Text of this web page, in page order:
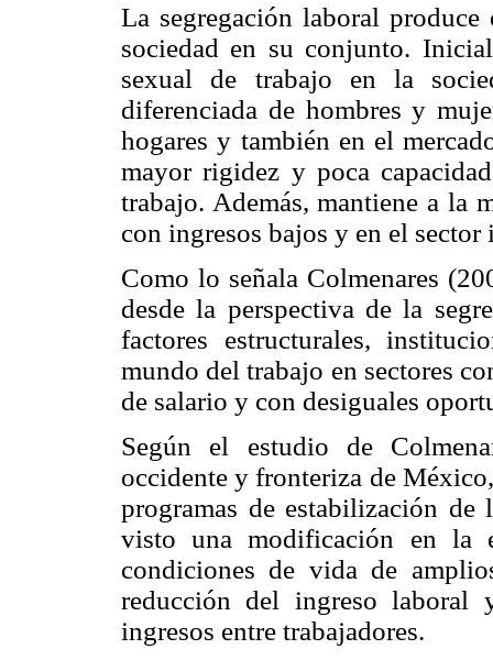
La segregación laboral
sociedad en su conjunto.
sexual de trabajo en la
diferenciada de hombres y
hogares y también en el
mayor rigidez y poca
trabajo. Además, mantiene a la
con ingresos bajos y en el
Como lo señala Colmenares
desde la perspectiva de la
factores estructurales,
mundo del trabajo en sectores
de salario y con desiguales
Según el estudio de
occidente y fronteriza de
programas de estabilización de
visto una modificación en la
condiciones de vida de
reducción del ingreso
ingresos entre trabajadores.